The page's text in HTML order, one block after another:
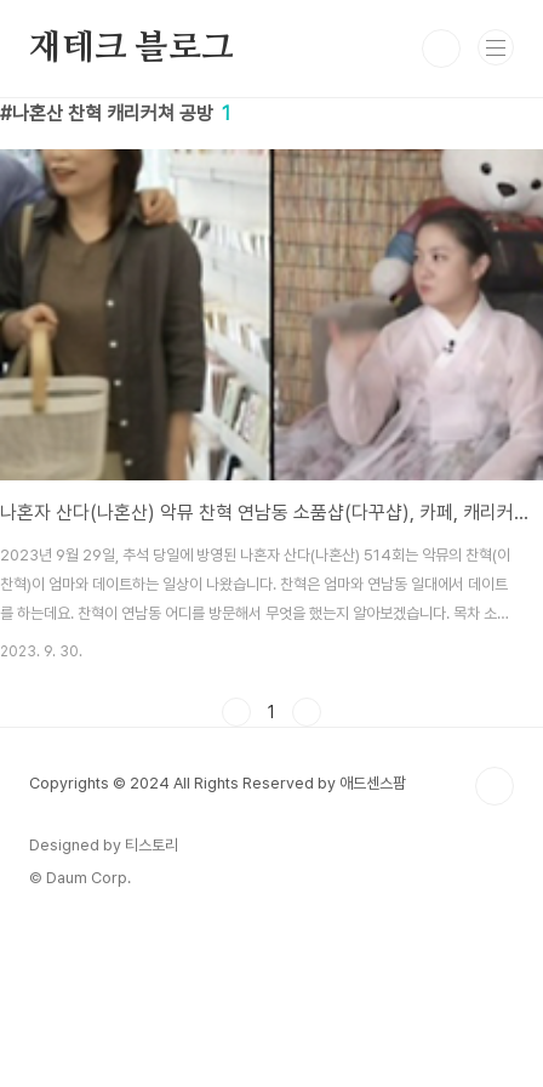
재테크 블로그
나혼산 찬혁 캐리커쳐 공방 1
나혼자 산다(나혼산) 악뮤 찬혁 연남동 소품샵(다꾸샵), 카페, 캐리커쳐샵은? 514회
2023년 9월 29일, 추석 당일에 방영된 나혼자 산다(나혼산) 514회는 악뮤의 찬혁(이
찬혁)이 엄마와 데이트하는 일상이 나왔습니다. 찬혁은 엄마와 연남동 일대에서 데이트
를 하는데요. 찬혁이 연남동 어디를 방문해서 무엇을 했는지 알아보겠습니다. 목차 소품
샵에 방문한 찬혁 - 메이드바이 홍대 찬혁은 다꾸(다이어리 꾸미기)에 빠진 엄마와 함께
드바이 홍대라는 곳입니다...
2023. 9. 30.
1
Copyrights © 2024 All Rights Reserved by 애드센스팜
Designed by 티스토리
© Daum Corp.